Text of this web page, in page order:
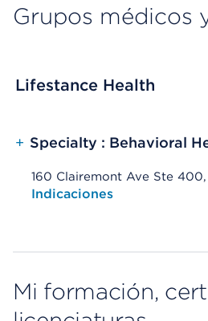
Grupos médicos
Lifestance Health
+ Specialty : Behavioral
160 Clairemont Ave Ste
Opens native map
Indicaciones
Mi formación,